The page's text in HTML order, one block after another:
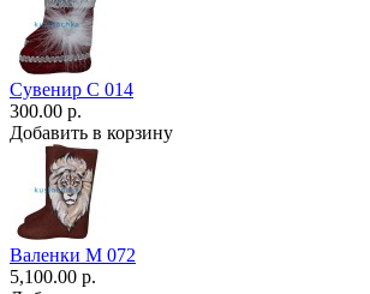
Сувенир С 014
300.00 р.
Добавить в корзину
Валенки М 072
5,100.00 р.